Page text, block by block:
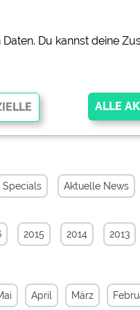
Specials Aktuelle News
2015 2014 2013
April März
Du kannst deine
Website
policies.google.com/privacy
Datenschutzerklärung des
policies.google.com/privacy